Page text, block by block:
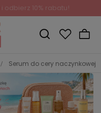
i odbierz 10% rabatu!
Serum do cery naczynkowej